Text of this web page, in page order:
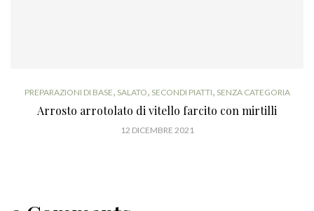
PREPARAZIONI DI BASE, SALATO, SECONDI PIATTI, SENZA CATEGORIA
Arrosto arrotolato di vitello farcito con mirtilli
12 DICEMBRE 2021